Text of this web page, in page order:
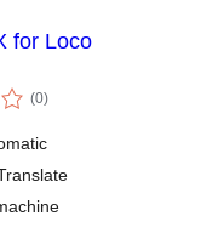
for Loco
(0укупних
оцена
)